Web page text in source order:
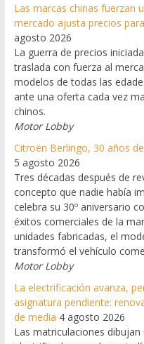
Las marcas chinas fuerzan
mercado ajusta precios
agosto 2026
La guerra de precios
traslada con fuerza al
modelos de todas las
ante una oferta cada vez
chinos.
Motor Lobby
Citroën Berlingo, 30 años
5 agosto 2026
Tres décadas después de
concepto que nadie había
celebra su 30º aniversario
éxitos comerciales de la
unidades fabricadas, el
transformó el vehículo
Motor Lobby
La electrificación avanza,
asignatura pendiente:
de media 4 agosto 2026
Las matriculaciones